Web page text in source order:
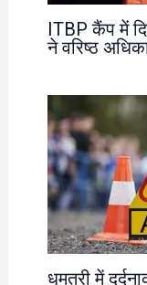
ITBP कैंप में
ने वरिष्ठ
धमतरी में